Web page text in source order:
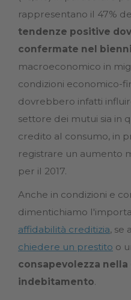
rappresentano il 47%
tendenze positive
confermate nel
macroeconomico in
condizioni economico-
dovrebbero infatti
settore dei mutui sia in
credito al consumo, in
registrare un aumento
per il 2017.
Anche in condizioni e
dimentichiamo
affidabilità creditizia, se
chiedere un prestito o
consapevolezza
indebitamento.